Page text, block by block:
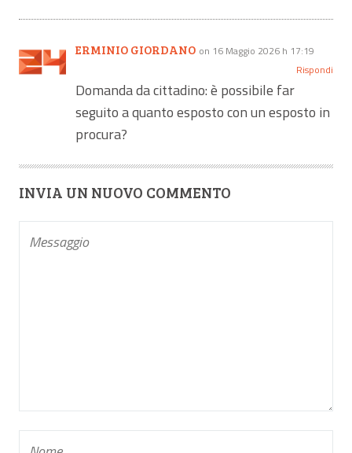
ERMINIO GIORDANO on 16 Maggio 2026 h 17:19
Rispondi
Domanda da cittadino: è possibile far
seguito a quanto esposto con un esposto in
procura?
INVIA UN NUOVO COMMENTO